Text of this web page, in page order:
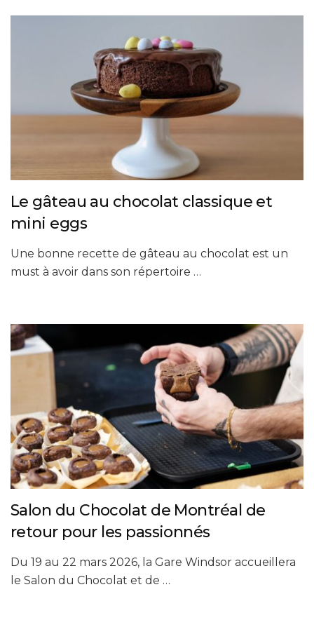
Le gâteau au chocolat classique et
mini eggs
Une bonne recette de gâteau au chocolat est un
must à avoir dans son répertoire …
Salon du Chocolat de Montréal de
retour pour les passionnés
Du 19 au 22 mars 2026, la Gare Windsor accueillera
le Salon du Chocolat et de …